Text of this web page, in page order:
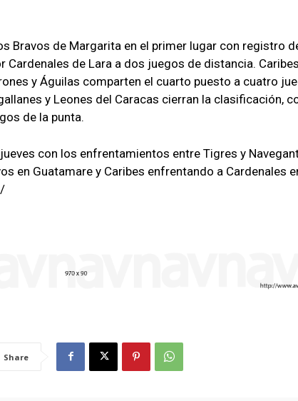
Bravos de Margarita en el primer lugar con registro
de Lara a dos juegos de distancia.
y Águilas comparten el cuarto puesto a cuatro
y Leones del Caracas cierran la clasificación,
de la punta.
con los enfrentamientos entre Tigres y
en Guatamare y Caribes enfrentando a Cardenales
Share